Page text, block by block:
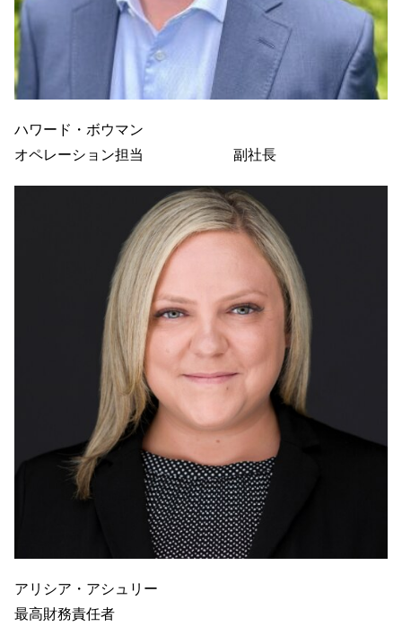
ハワード・ボウマン
オペレーション担当 副社長
アリシア・アシュリー
最高財務責任者